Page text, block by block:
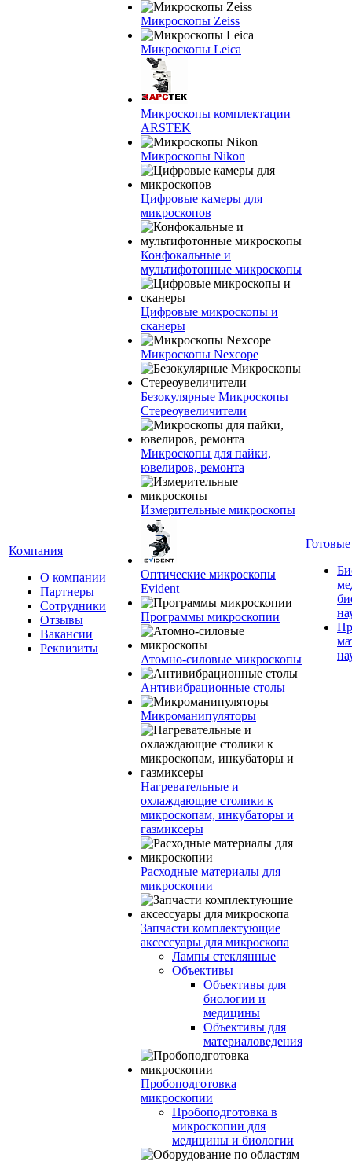
Компания
О компании
Партнеры
Сотрудники
Отзывы
Вакансии
Реквизиты
Микроскопы Zeiss
Микроскопы Leica
Микроскопы комплектации
ARSTEK
Микроскопы Nikon
Цифровые камеры для
микроскопов
Конфокальные и
мультифотонные микроскопы
Цифровые микроскопы и
сканеры
Микроскопы Nexcope
Безокулярные Микроскопы
Стереоувеличители
Микроскопы для пайки,
ювелиров, ремонта
Измерительные микроскопы
Оптические микроскопы
Evident
Программы микроскопии
Атомно-силовые микроскопы
Антивибрационные столы
Микроманипуляторы
Нагревательные и
охлаждающие столики к
микроскопам, инкубаторы и
газмиксеры
Расходные материалы для
микроскопии
Запчасти комплектующие
аксессуары для микроскопа
Лампы стеклянные
Объективы
Объективы для
биологии и
медицины
Объективы для
материаловедения
Пробоподготовка
микроскопии
Пробоподготовка в
микроскопии для
медицины и биологии